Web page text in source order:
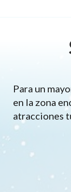
Para un
en la zona
atracciones